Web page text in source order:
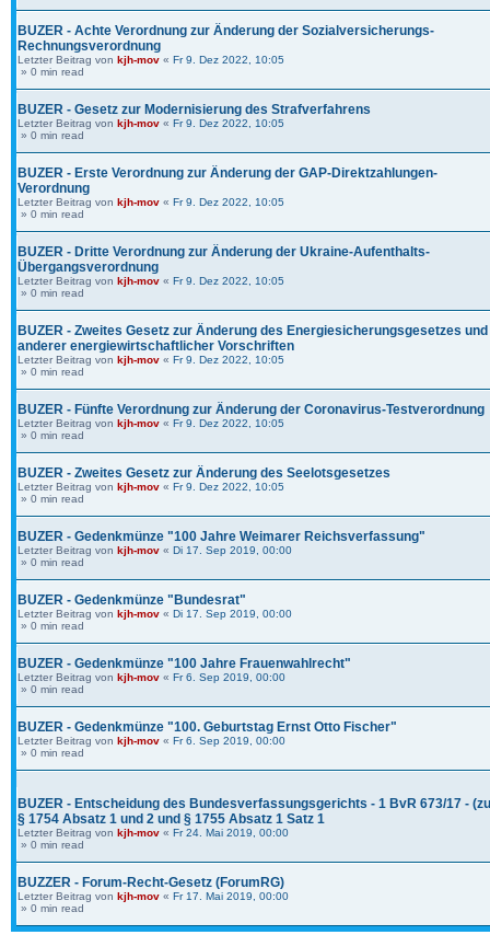
BUZER - Achte Verordnung zur Änderung der Sozialversicherungs-
Rechnungsverordnung
Letzter Beitrag von kjh-mov « Fr 9. Dez 2022, 10:05
» 0 min read
BUZER - Gesetz zur Modernisierung des Strafverfahrens
Letzter Beitrag von kjh-mov « Fr 9. Dez 2022, 10:05
» 0 min read
BUZER - Erste Verordnung zur Änderung der GAP-Direktzahlungen-
Verordnung
Letzter Beitrag von kjh-mov « Fr 9. Dez 2022, 10:05
» 0 min read
BUZER - Dritte Verordnung zur Änderung der Ukraine-Aufenthalts-
Übergangsverordnung
Letzter Beitrag von kjh-mov « Fr 9. Dez 2022, 10:05
» 0 min read
BUZER - Zweites Gesetz zur Änderung des Energiesicherungsgesetzes und
anderer energiewirtschaftlicher Vorschriften
Letzter Beitrag von kjh-mov « Fr 9. Dez 2022, 10:05
» 0 min read
BUZER - Fünfte Verordnung zur Änderung der Coronavirus-Testverordnung
Letzter Beitrag von kjh-mov « Fr 9. Dez 2022, 10:05
» 0 min read
BUZER - Zweites Gesetz zur Änderung des Seelotsgesetzes
Letzter Beitrag von kjh-mov « Fr 9. Dez 2022, 10:05
» 0 min read
BUZER - Gedenkmünze "100 Jahre Weimarer Reichsverfassung"
Letzter Beitrag von kjh-mov « Di 17. Sep 2019, 00:00
» 0 min read
BUZER - Gedenkmünze "Bundesrat"
Letzter Beitrag von kjh-mov « Di 17. Sep 2019, 00:00
» 0 min read
BUZER - Gedenkmünze "100 Jahre Frauenwahlrecht"
Letzter Beitrag von kjh-mov « Fr 6. Sep 2019, 00:00
» 0 min read
BUZER - Gedenkmünze "100. Geburtstag Ernst Otto Fischer"
Letzter Beitrag von kjh-mov « Fr 6. Sep 2019, 00:00
» 0 min read
BUZER - Entscheidung des Bundesverfassungsgerichts - 1 BvR 673/17 - (zu
§ 1754 Absatz 1 und 2 und § 1755 Absatz 1 Satz 1
Letzter Beitrag von kjh-mov « Fr 24. Mai 2019, 00:00
» 0 min read
BUZZER - Forum-Recht-Gesetz (ForumRG)
Letzter Beitrag von kjh-mov « Fr 17. Mai 2019, 00:00
» 0 min read